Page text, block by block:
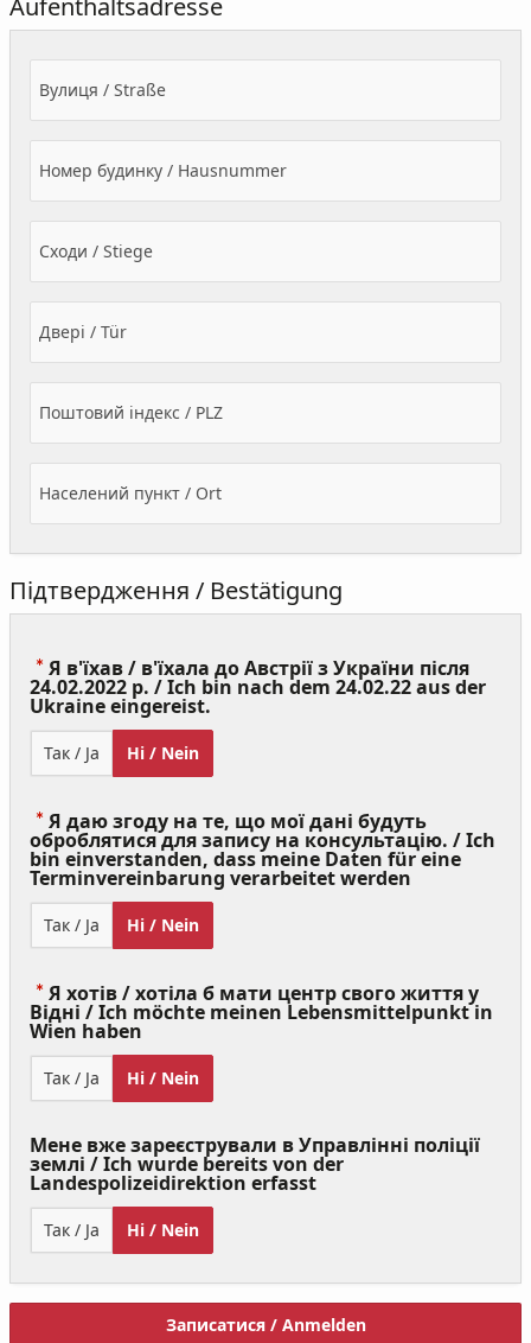
Вулиця / Straße
Номер будинку / Hausnummer
Сходи / Stiege
Двері / Tür
Поштовий індекс / PLZ
Населений пункт / Ort
Підтвердження / Bestätigung
Я в'їхав / в'їхала до Австрії з України після
24.02.2022 р. / Ich bin nach dem 24.02.22 aus der
Ukraine eingereist.
Required)
Так / Ja Ні / Nein
Я даю згоду на те, що мої дані будуть
оброблятися для запису на консультацію. / Ich
bin einverstanden, dass meine Daten für eine
Terminvereinbarung verarbeitet werden
Так / Ja Ні / Nein
Я хотів / хотіла б мати центр свого життя у
Відні / Ich möchte meinen Lebensmittelpunkt in
Wien haben
Required)
Так / Ja Ні / Nein
Мене вже зареєстрували в Управлінні поліції
землі / Ich wurde bereits von der
Landespolizeidirektion erfasst
Так / Ja Ні / Nein
Записатися / Anmelden